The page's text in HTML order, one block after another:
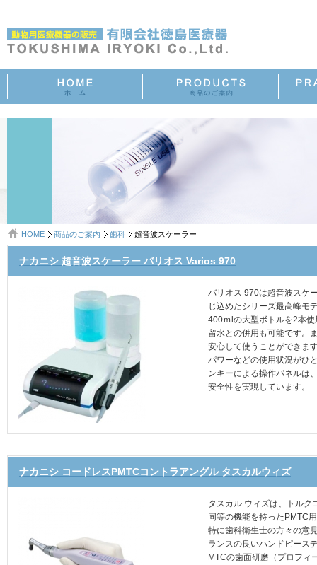
HOME 商品のご案内 歯科 超音波スケーラー
ナカニシ 超音波スケーラー バリオス Varios 970
バリオス 970は超音波スケ
じ込めたシリーズ最高峰モ
400ｍlの大型ボトルを2本
留水との併用も可能です。
安心して使うことができま
パワーなどの使用状況がひ
ンキーによる操作パネルは
安全性を実現しています。
ナカニシ コードレスPMTCコントラアングル タスカルウィズ
タスカル ウィズは、トルク
同等の機能を持ったPMTC
特に歯科衛生士の方々の意
ランスの良いハンドピース
MTCの歯面研磨（プロフィ